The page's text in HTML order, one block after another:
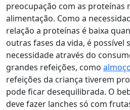
preocupação com as proteínas
alimentação. Como a
relação a proteínas é baixa
outras fases da vida, é
necessidade através do
grandes refeições, como
refeições da criança tiverem
pode ficar desequilibrada. O
deve fazer lanches só com